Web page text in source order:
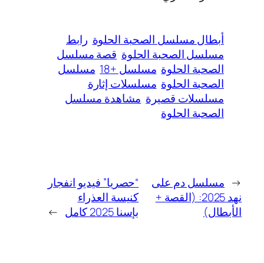
أبطال مسلسل الصحبة الحلوة رابط
مسلسل الصحبة الحلوة قصة مسلسل
الصحبة الحلوة مسلسل +18
مسلسل
الصحبة الحلوة مسلسلات إثارة
مسلسلات قصيرة مشاهدة مسلسل
الصحبة الحلوة
← مسلسل دم على
نهد 2025: (القصة +
الأبطال)
“حصريا” فيديو انفجار
كنيسة العذراء
بإسنا 2025 كامل
→